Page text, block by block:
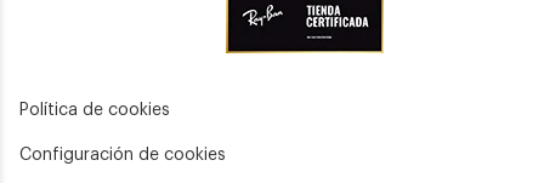
Política de cookies
Configuración de cookies